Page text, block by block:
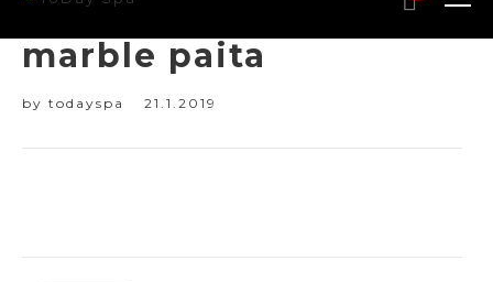
marble paita
by todayspa 21.1.2019